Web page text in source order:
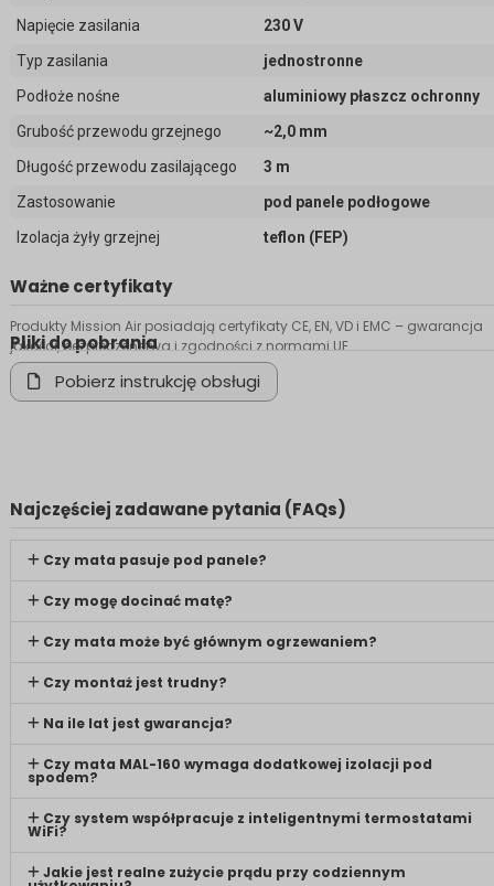
Napięcie zasilania
230 V
Typ zasilania
jednostronne
Podłoże nośne
aluminiowy płaszcz ochronny
Grubość przewodu grzejnego
~2,0 mm
Długość przewodu zasilającego
3 m
Zastosowanie
pod panele podłogowe
Izolacja żyły grzejnej
teflon (FEP)
Ważne certyfikaty
Produkty Mission Air posiadają certyfikaty CE, EN, VD i EMC – gwarancja
jakości, bezpieczeństwa i zgodności z normami UE.
Pliki do pobrania
Pobierz instrukcję obsługi
Najczęściej zadawane pytania (FAQs)
Czy mata pasuje pod panele?
Czy mogę docinać matę?
Czy mata może być głównym ogrzewaniem?
Czy montaż jest trudny?
Na ile lat jest gwarancja?
Czy mata MAL-160 wymaga dodatkowej izolacji pod
spodem?
Czy system współpracuje z inteligentnymi termostatami
WiFi?
Jakie jest realne zużycie prądu przy codziennym